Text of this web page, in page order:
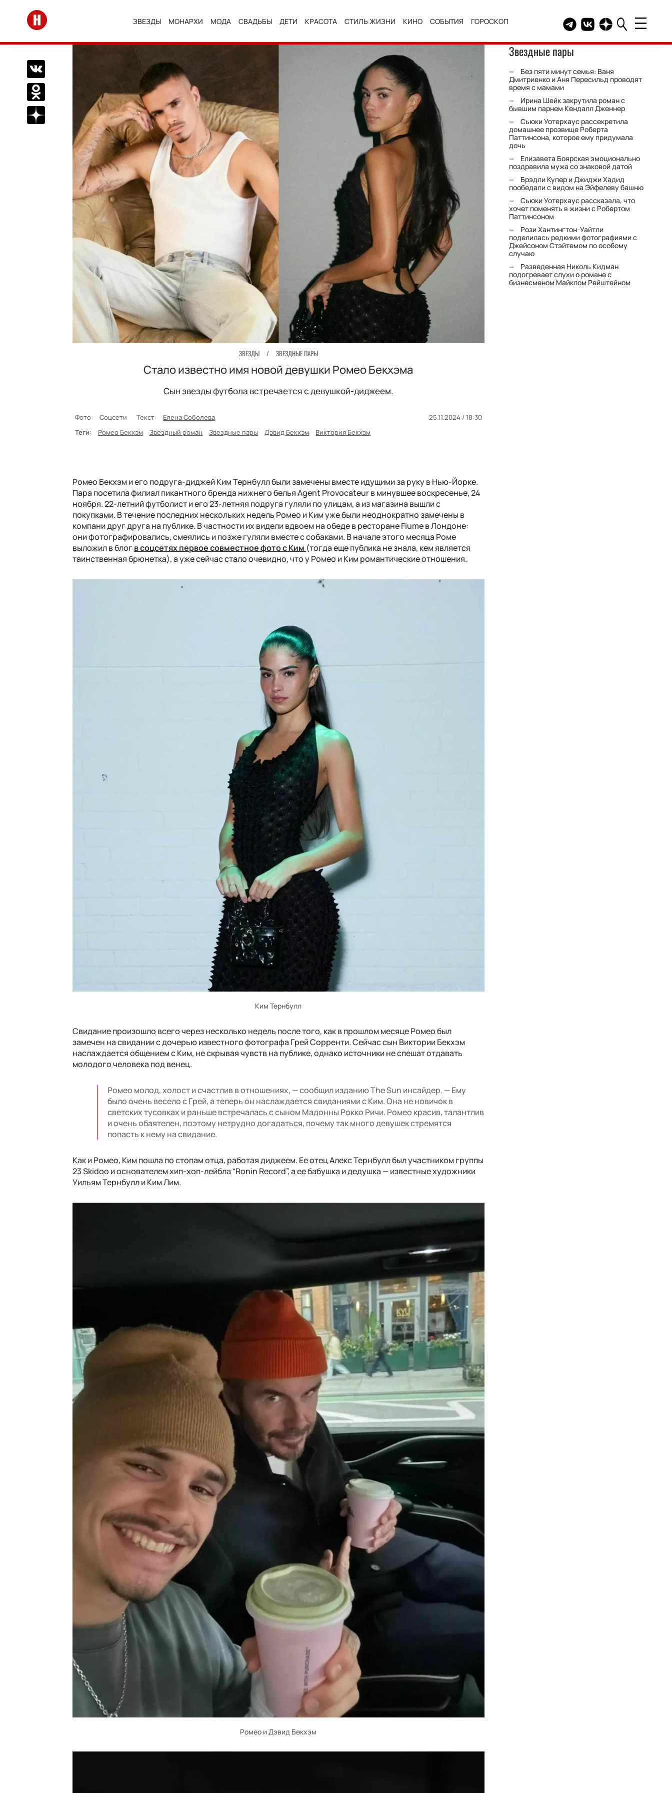
Перейти на главную
ЗВЕЗДЫ МОНАРХИ МОДА СВАДЬБЫ ДЕТИ КРАСОТА СТИЛЬ ЖИЗНИ КИНО СОБЫТИЯ ГОРОСКОП Telegram канал HELLO
Группа HELLO
Канал HELLO в
Поделиться Вконтакте
Поделиться в Одноклассниках
Подписаться на нас в Дзен
ЗВЕЗДЫ / ЗВЕЗДНЫЕ ПАРЫ
Стало известно имя новой девушки Ромео Бекхэма
Сын звезды футбола встречается с девушкой-диджеем.
Фото: Соцсети Текст: Елена Соболева
25.11.2024 / 18:30
Теги:
Ромео Бекхэм Звездный роман Звездные пары Дэвид Бекхэм Виктория Бекхэм
Ромео Бекхэм и его подруга-диджей Ким Тернбулл были замечены вместе идущими за руку в Нью-Йорке.
Пара посетила филиал пикантного бренда нижнего белья Agent Provocateur в минувшее воскресенье, 24
ноября. 22-летний футболист и его 23-летняя подруга гуляли по улицам, а из магазина вышли с
покупками. В течение последних нескольких недель Ромео и Ким уже были неоднократно замечены в
компани друг друга на публике. В частности их видели вдвоем на обеде в ресторане Fiume в Лондоне:
они фотографировались, смеялись и позже гуляли вместе с собаками. В начале этого месяца Роме
выложил в блог в соцсетях первое совместное фото с Ким (тогда еще публика не знала, кем является
таинственная брюнетка), а уже сейчас стало очевидно, что у Ромео и Ким романтические отношения.
Ким Тернбулл
Свидание произошло всего через несколько недель после того, как в прошлом месяце Ромео был
замечен на свидании с дочерью известного фотографа Грей Сорренти. Сейчас сын Виктории Бекхэм
наслаждается общением с Ким, не скрывая чувств на публике, однако источники не спешат отдавать
молодого человека под венец.
Ромео молод, холост и счастлив в отношениях, — сообщил изданию The Sun инсайдер. — Ему
было очень весело с Грей, а теперь он наслаждается свиданиями с Ким. Она не новичок в
светских тусовках и раньше встречалась с сыном Мадонны Рокко Ричи. Ромео красив, талантлив
и очень обаятелен, поэтому нетрудно догадаться, почему так много девушек стремятся
попасть к нему на свидание.
Как и Ромео, Ким пошла по стопам отца, работая диджеем. Ее отец Алекс Тернбулл был участником группы
23 Skidoo и основателем хип-хоп-лейбла “Ronin Record”, а ее бабушка и дедушка — известные художники
Уильям Тернбулл и Ким Лим.
Ромео и Дэвид Бекхэм
Звездные пары
Без пяти минут семья: Ваня
Дмитриенко и Аня Пересильд проводят
время с мамами
Ирина Шейк закрутила роман с
бывшим парнем Кендалл Дженнер
Сьюки Уотерхаус рассекретила
домашнее прозвище Роберта
Паттинсона, которое ему придумала
дочь
Елизавета Боярская эмоционально
поздравила мужа со знаковой датой
Брэдли Купер и Джиджи Хадид
пообедали с видом на Эйфелеву башню
Сьюки Уотерхаус рассказала, что
хочет поменять в жизни с Робертом
Паттинсоном
Рози Хантингтон-Уайтли
поделилась редкими фотографиями с
Джейсоном Стэйтемом по особому
случаю
Разведенная Николь Кидман
подогревает слухи о романе с
бизнесменом Майклом Рейштейном